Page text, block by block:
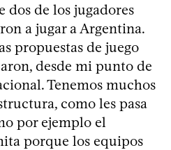
de los jugadores
a jugar a Argentina.
propuestas de juego
desde mi punto de
Tenemos muchos
como les pasa
por ejemplo el
porque los equipos